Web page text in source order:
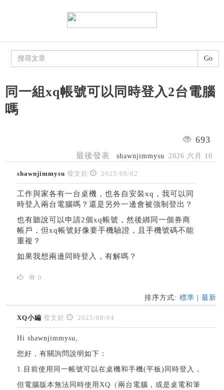
同一組xq帳號可以同時登入2台電腦
嗎
693
最後發表 shawnjimmysu 2026 六月 10
shawnjimmysu 發文於 2025/08/02
工作與家各有一台桌機，也各自安裝xq，我可以同
時登入兩台電腦嗎？還是另外一邊會被強制登出？
也有聽說可以申請2個xq帳號，然後綁同一個券商
帳戶，但xq帳號好像要手機驗證，且手機號碼不能
重複？
如果我想兩邊同時登入，有解嗎？
0
排序方式: 標準 最新
XQ小編 發文於 2025/08/04
Hi shawnjimmysu,
您好，有關詢問說明如下：
1.目前使用同一帳號可以在桌機和手機(平板)同時登入，
但電腦版本無法同時使用XQ（兩台電腦，或是桌電和筆
Go